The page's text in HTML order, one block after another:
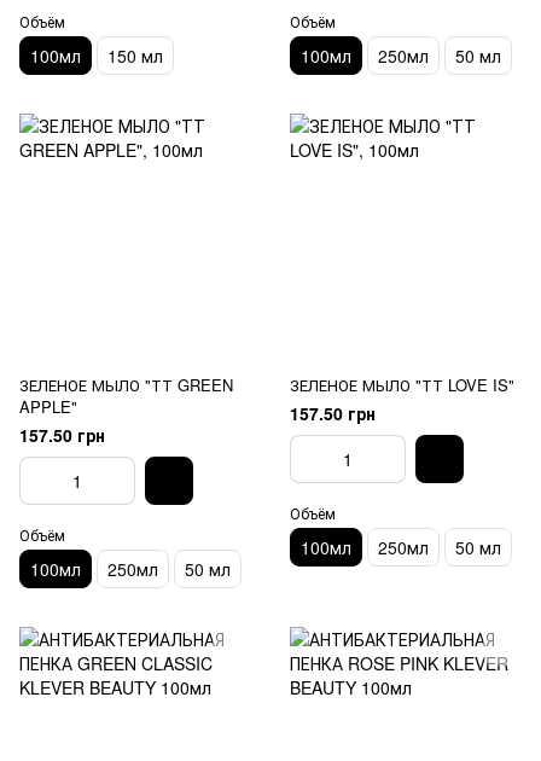
Объём
100мл 150 мл
Объём
100мл 250мл 50 мл
ЗЕЛЕНОЕ МЫЛО "ТТ GREEN
APPLE"
157.50 грн
Объём
100мл 250мл 50 мл
ЗЕЛЕНОЕ МЫЛО "ТТ LOVE IS"
157.50 грн
Объём
100мл 250мл 50 мл